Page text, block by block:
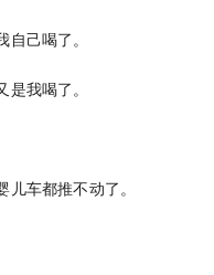
己喝了。
我喝了。
车都推不动了。